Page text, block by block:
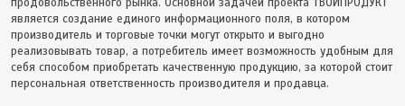
является создание единого информационного поля, в котором
производитель и торговые точки могут открыто и выгодно
реализовывать товар, а потребитель имеет возможность удобным для
себя способом приобретать качественную продукцию, за которой стоит
персональная ответственность производителя и продавца.